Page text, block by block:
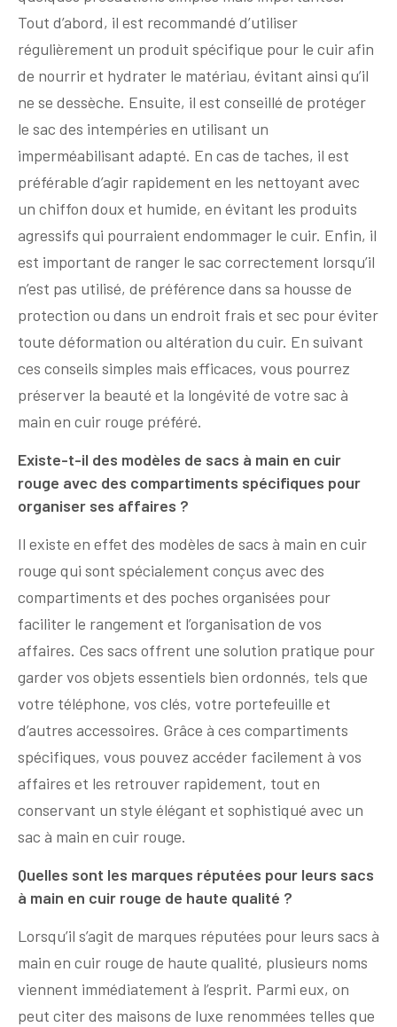
Tout d’abord, il est recommandé d’utiliser
régulièrement un produit spécifique pour le cuir afin
de nourrir et hydrater le matériau, évitant ainsi qu’il
ne se dessèche. Ensuite, il est conseillé de protéger
le sac des intempéries en utilisant un
imperméabilisant adapté. En cas de taches, il est
préférable d’agir rapidement en les nettoyant avec
un chiffon doux et humide, en évitant les produits
agressifs qui pourraient endommager le cuir. Enfin, il
est important de ranger le sac correctement lorsqu’il
n’est pas utilisé, de préférence dans sa housse de
protection ou dans un endroit frais et sec pour éviter
toute déformation ou altération du cuir. En suivant
ces conseils simples mais efficaces, vous pourrez
préserver la beauté et la longévité de votre sac à
main en cuir rouge préféré.
Existe-t-il des modèles de sacs à main en cuir
rouge avec des compartiments spécifiques pour
organiser ses affaires ?
Il existe en effet des modèles de sacs à main en cuir
rouge qui sont spécialement conçus avec des
compartiments et des poches organisées pour
faciliter le rangement et l’organisation de vos
affaires. Ces sacs offrent une solution pratique pour
garder vos objets essentiels bien ordonnés, tels que
votre téléphone, vos clés, votre portefeuille et
d’autres accessoires. Grâce à ces compartiments
spécifiques, vous pouvez accéder facilement à vos
affaires et les retrouver rapidement, tout en
conservant un style élégant et sophistiqué avec un
sac à main en cuir rouge.
Quelles sont les marques réputées pour leurs sacs
à main en cuir rouge de haute qualité ?
Lorsqu’il s’agit de marques réputées pour leurs sacs à
main en cuir rouge de haute qualité, plusieurs noms
viennent immédiatement à l’esprit. Parmi eux, on
peut citer des maisons de luxe renommées telles que